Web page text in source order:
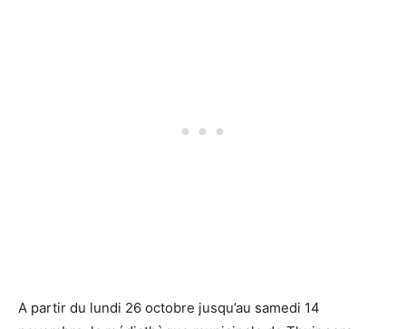
A partir du lundi 26 octobre jusqu’au samedi 14